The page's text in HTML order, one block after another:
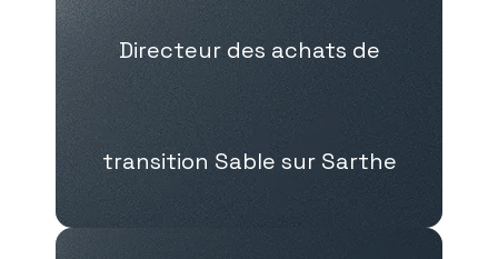
Directeur des achats de
transition Sable sur Sarthe